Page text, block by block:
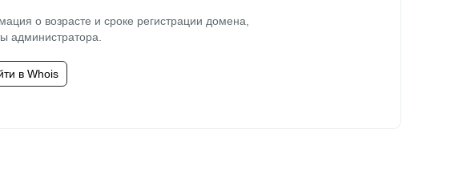
о возрасте и сроке регистрации домена,
администратора.
в Whois